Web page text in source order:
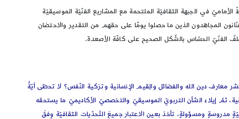
في الجبهة الثقافيّة الملتحمة مع المشاريع الفنّيّة الموسيقيّة
المجاهدون الذين ما حصلوا يومًا على حقهم من التقدير والاحتضان
الفنّيّ الحسّاس بالشّكل الصحيح على كافّة الأصعدة.
دين الله والفضائل والِقيم الإنسانية وتزكية النّفس؟ لا تحظى أيّةُ
ثمّ إيلاء الشأن التربويّ الموسيقيّ والتخصصيّ الأكاديميّ ما يستحقه
ومسؤولةٍ، تأخذ بعين الاعتبار جميعَ التّحدّيات الثقافيّة وِفقَ